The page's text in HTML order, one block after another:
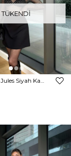
TÜKENDI
Yüksek Bel Jules Siyah Kadın Mini Etek 25Y044